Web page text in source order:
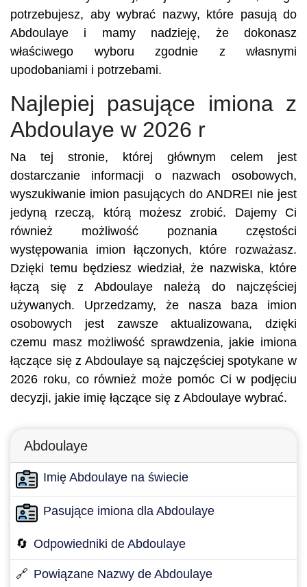
potrzebujesz, aby wybrać nazwy, które pasują do
Abdoulaye i mamy nadzieję, że dokonasz
właściwego wyboru zgodnie z własnymi
upodobaniami i potrzebami.
Najlepiej pasujące imiona z
Abdoulaye w 2026 r
Na tej stronie, której głównym celem jest
dostarczanie informacji o nazwach osobowych,
wyszukiwanie imion pasujących do ANDREI nie jest
jedyną rzeczą, którą możesz zrobić. Dajemy Ci
również możliwość poznania częstości
występowania imion łączonych, które rozważasz.
Dzięki temu będziesz wiedział, że nazwiska, które
łączą się z Abdoulaye należą do najczęściej
używanych. Uprzedzamy, że nasza baza imion
osobowych jest zawsze aktualizowana, dzięki
czemu masz możliwość sprawdzenia, jakie imiona
łączące się z Abdoulaye są najczęściej spotykane w
2026 roku, co również może pomóc Ci w podjęciu
decyzji, jakie imię łączące się z Abdoulaye wybrać.
Abdoulaye
Imię Abdoulaye na świecie
Pasujące imiona dla Abdoulaye
🔄 Odpowiedniki de Abdoulaye
🔗 Powiązane Nazwy de Abdoulaye